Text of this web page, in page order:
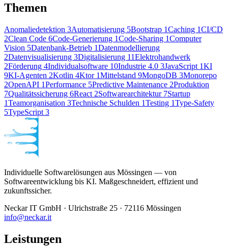
Themen
Anomaliedetektion 3Automatisierung 5Bootstrap 1Caching 1CI/CD
2Clean Code 6Code-Generierung 1Code-Sharing 1Computer
Vision 5Datenbank-Betrieb 1Datenmodellierung
2Datenvisualisierung 3Digitalisierung 11Elektrohandwerk
2Förderung 4Individualsoftware 10Industrie 4.0 3JavaScript 1KI
9KI-Agenten 2Kotlin 4Ktor 1Mittelstand 9MongoDB 3Monorepo
2OpenAPI 1Performance 5Predictive Maintenance 2Produktion
7Qualitätssicherung 6React 2Softwarearchitektur 7Startup
1Teamorganisation 3Technische Schulden 1Testing 1Type-Safety
5TypeScript 3
Individuelle Softwarelösungen aus Mössingen — von
Softwareentwicklung bis KI. Maßgeschneidert, effizient und
zukunftssicher.
Neckar IT GmbH · Ulrichstraße 25 · 72116 Mössingen
info@neckar.it
Leistungen